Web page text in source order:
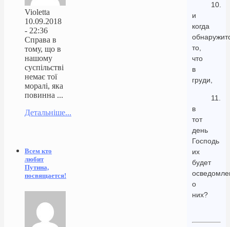
10.
и
когда
то,
что
в
груди,
11.
в
тот
день
Господь
их
будет
о
них?
Violetta
10.09.2018
- 22:36
Справа в
тому, що в
нашому
суспільстві
немає тої
моралі, яка
повинна ...
Детальніше...
Всем кто
любит
Путина,
посвящается!